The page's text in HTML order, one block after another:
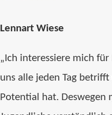
Lennart Wiese
„Ich interessiere mich für
uns alle jeden Tag
Potential hat. Deswegen